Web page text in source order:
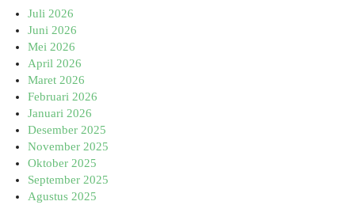
Juli 2026
Juni 2026
Mei 2026
April 2026
Maret 2026
Februari 2026
Januari 2026
Desember 2025
November 2025
Oktober 2025
September 2025
Agustus 2025